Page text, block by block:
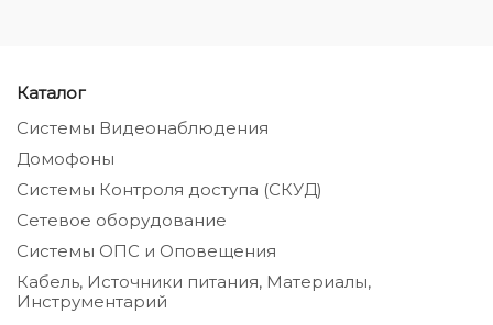
Каталог
Системы Видеонаблюдения
Домофоны
Системы Контроля доступа (СКУД)
Сетевое оборудование
Системы ОПС и Оповещения
Кабель, Источники питания, Материалы,
Инструментарий